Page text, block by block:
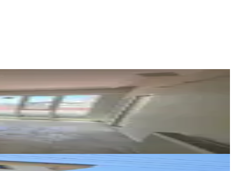
AMAZON GAYRİMENKULAMAZON GAYRİMENKUL
Ara